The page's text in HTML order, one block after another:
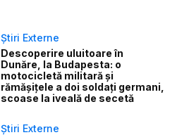
Știri Externe
Descoperire uluitoare în
Dunăre, la Budapesta: o
motocicletă militară și
rămășițele a doi soldați germani,
scoase la iveală de secetă
Știri Externe